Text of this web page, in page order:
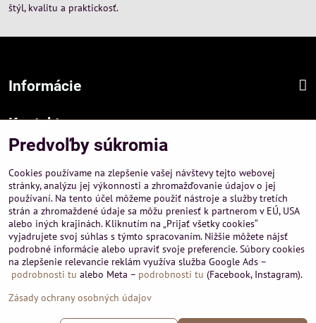
štýl, kvalitu a praktickosť.
Informácie
Kontakt
Sídlo firmy :
Hurbanová 3807/21, 03601 Martin
Prevádzka a obchodné informácie :
A-PEMA, s.r.o.
Severná 14, 03601 Martin
+421 911 532545
+421 903 807209
©2026Copyright
Predvoľby súkromia
Cookies používame na zlepšenie vašej návštevy tejto webovej
stránky, analýzu jej výkonnosti a zhromažďovanie údajov o jej
používaní. Na tento účel môžeme použiť nástroje a služby tretích
strán a zhromaždené údaje sa môžu preniesť k partnerom v EÚ, USA
alebo iných krajinách. Kliknutím na „Prijať všetky cookies“
vyjadrujete svoj súhlas s týmto spracovaním. Nižšie môžete nájsť
podrobné informácie alebo upraviť svoje preferencie. Súbory cookies
na zlepšenie relevancie reklám využíva služba Google Ads –
podrobnosti tu alebo Meta – podrobnosti tu (Facebook, Instagram).
Zásady ochrany osobných údajov